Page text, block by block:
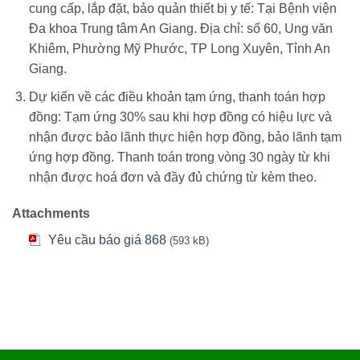
cung cấp, lắp đặt, bảo quản thiết bị y tế: Tại Bệnh viện
Đa khoa Trung tâm An Giang. Địa chỉ: số 60, Ung văn
Khiêm, Phường Mỹ Phước, TP Long Xuyên, Tỉnh An
Giang.
Dự kiến về các điều khoản tạm ứng, thanh toán hợp
đồng: Tạm ứng 30% sau khi hợp đồng có hiệu lực và
nhận được bảo lãnh thực hiện hợp đồng, bảo lãnh tạm
ứng hợp đồng. Thanh toán trong vòng 30 ngày từ khi
nhận được hoá đơn và đầy đủ chứng từ kèm theo.
Attachments
Yêu cầu báo giá 868 (593 kB)